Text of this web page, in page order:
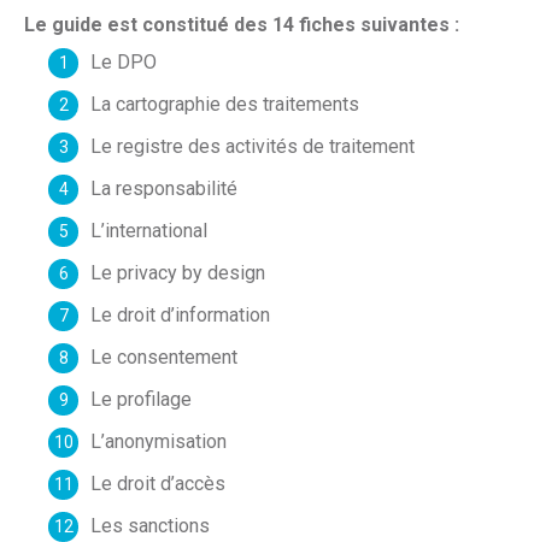
Le guide est constitué des 14 fiches suivantes :
Le DPO
La cartographie des traitements
Le registre des activités de traitement
La responsabilité
L’international
Le privacy by design
Le droit d’information
Le consentement
Le profilage
L’anonymisation
Le droit d’accès
Les sanctions